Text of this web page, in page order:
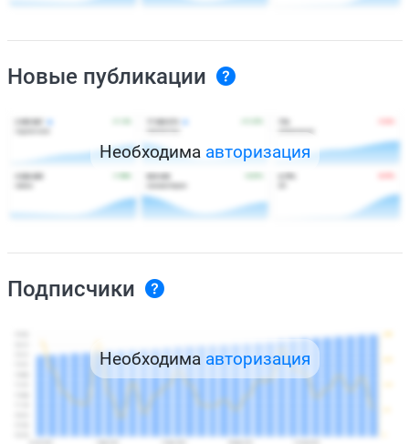
Новые публикации
Необходима авторизация
Подписчики
Необходима авторизация